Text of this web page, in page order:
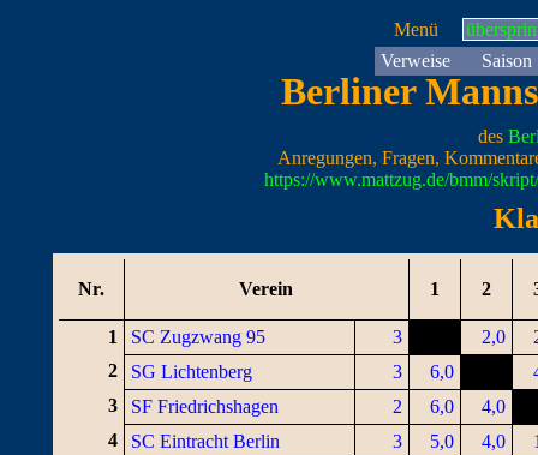
Menü
Verweise
Saison
Berliner
des
Anregungen, Fragen,
https://www.mattzug.de/bmm/
Nr. Verein 1 2
1 SC Zugzwang 95 3 2,0
2
SG Lichtenberg 3 6,0
3
SF Friedrichshagen 2 6,0
4,0
4
SC Eintracht Berlin 3 5,0 4,0